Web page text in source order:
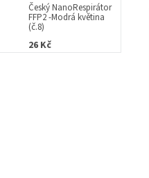
Český NanoRespirátor
FFP2 -Modrá květina
(č.8)
26 Kč